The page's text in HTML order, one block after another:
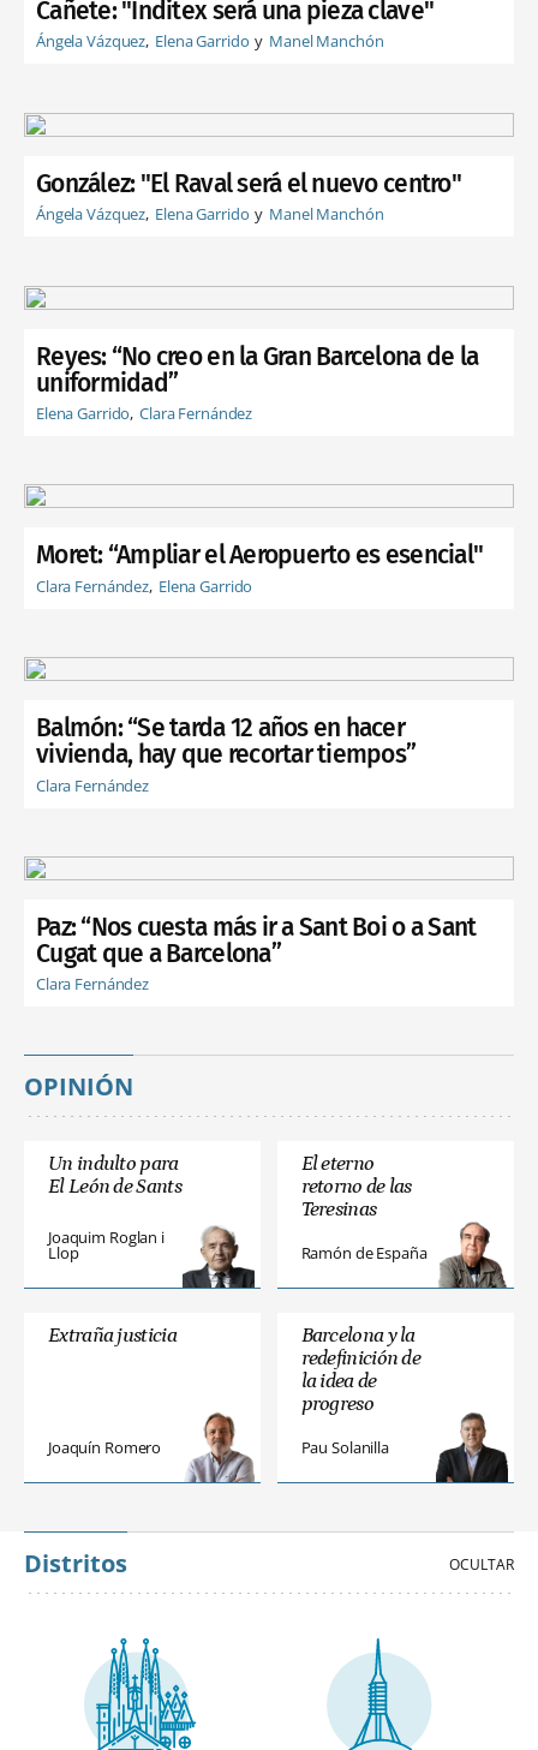
Cañete: "Inditex será una pieza clave"
Ángela Vázquez Elena Garrido Manel Manchón
González: "El Raval será el nuevo centro"
Ángela Vázquez Elena Garrido Manel Manchón
Reyes: “No creo en la Gran Barcelona de la
uniformidad”
Elena Garrido Clara Fernández
Moret: “Ampliar el Aeropuerto es esencial"
Clara Fernández Elena Garrido
Balmón: “Se tarda 12 años en hacer
vivienda, hay que recortar tiempos”
Clara Fernández
Paz: “Nos cuesta más ir a Sant Boi o a Sant
Cugat que a Barcelona”
Clara Fernández
OPINIÓN
Un indulto para
El León de Sants
Joaquim Roglan i
Llop
El eterno
retorno de las
Teresinas
Ramón de España
Extraña justicia
Joaquín Romero
Barcelona y la
redefinición de
la idea de
progreso
Pau Solanilla
Distritos